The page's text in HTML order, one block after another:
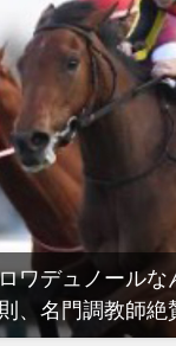
ワデュノール
、名門調教師絶